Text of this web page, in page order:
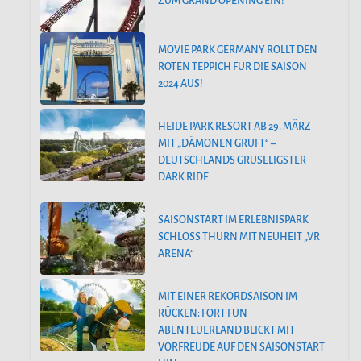
MOVIE PARK GERMANY ROLLT DEN
ROTEN TEPPICH FÜR DIE SAISON
2024 AUS!
HEIDE PARK RESORT AB 29. MÄRZ
MIT „DÄMONEN GRUFT“ –
DEUTSCHLANDS GRUSELIGSTER
DARK RIDE
SAISONSTART IM ERLEBNISPARK
SCHLOSS THURN MIT NEUHEIT „VR
ARENA“
MIT EINER REKORDSAISON IM
RÜCKEN: FORT FUN
ABENTEUERLAND BLICKT MIT
VORFREUDE AUF DEN SAISONSTART